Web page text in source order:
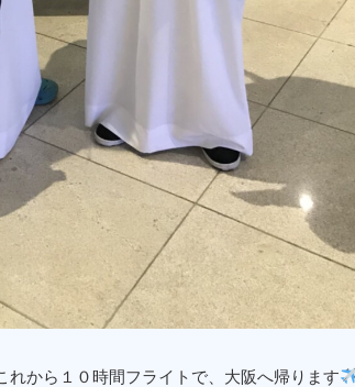
れから１０時間フライトで、大阪へ帰ります